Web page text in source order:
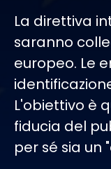
La direttiva
saranno
europeo. Le
L'obiettivo è
fiducia del
per sé sia un